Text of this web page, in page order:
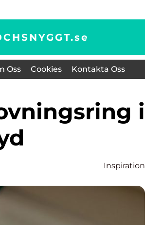
se
Oss Cookies Kontakta Oss
Inspiration